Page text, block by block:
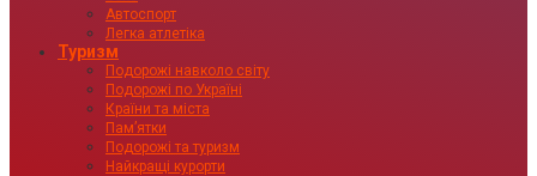
Автоспорт
Легка атлетіка
Туризм
Подорожі навколо світу
Подорожі по Україні
Країни та міста
Пам’ятки
Подорожі та туризм
Найкращі курорти